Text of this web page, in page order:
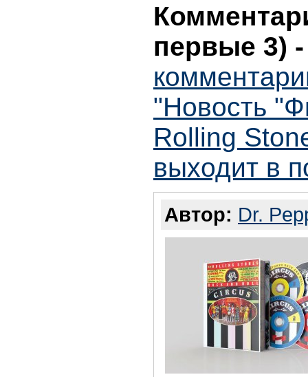
первые 3)
"Новость
Rolling
выходит в
Автор: Dr.